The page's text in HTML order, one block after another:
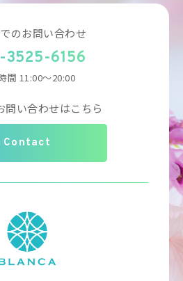
のお問い合わせ
3525-6156
間 11:00～20:00
問い合わせはこちら
Contact